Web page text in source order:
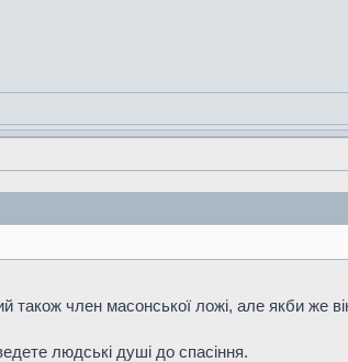
також член масонської ложі, але якби же
людські душі до спасіння.